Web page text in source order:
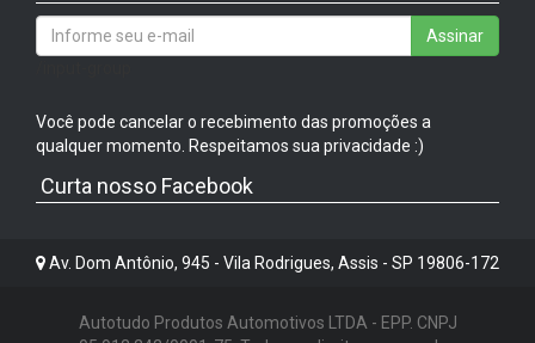
Assinar
Você pode cancelar o recebimento das promoções a
qualquer momento. Respeitamos sua privacidade :)
Curta nosso Facebook
Av. Dom Antônio, 945 - Vila Rodrigues, Assis - SP 19806-172
Autotudo Produtos Automotivos LTDA - EPP. CNPJ